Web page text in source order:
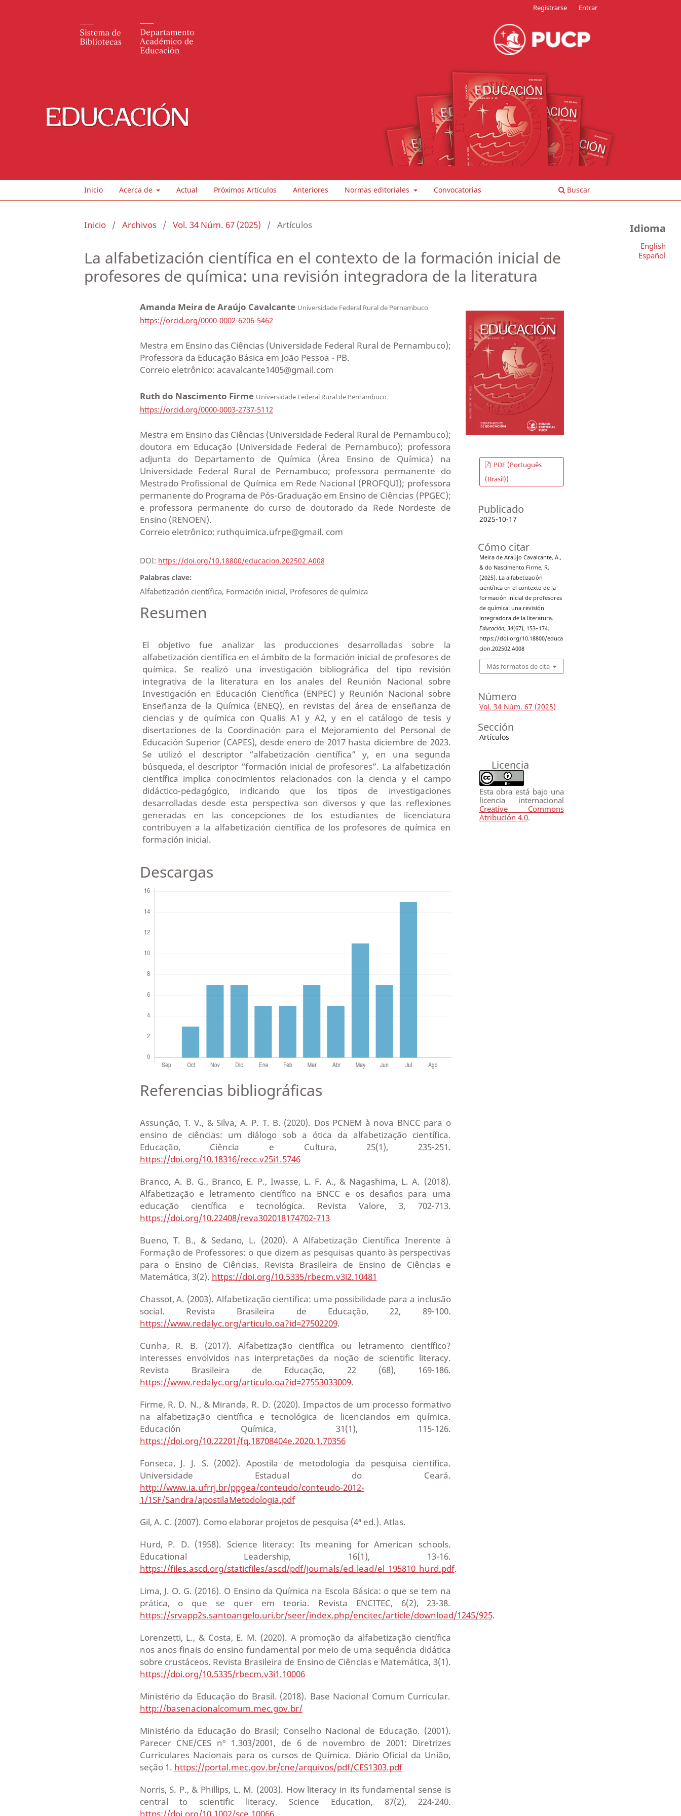
Inicio Acerca de Actual Próximos Artículos Anteriores Normas editoriales Convocatorias Buscar
Registrarse Entrar
Inicio / Archivos / Vol. 34 Núm. 67 (2025) / Artículos
La alfabetización científica en el contexto de la formación inicial de
profesores de química: una revisión integradora de la literatura
Amanda Meira de Araújo Cavalcante Universidade Federal Rural de Pernambuco
https://orcid.org/0000-0002-6206-5462
Mestra em Ensino das Ciências (Universidade Federal Rural de Pernambuco);
Professora da Educação Básica em João Pessoa - PB.
Correio eletrônico: acavalcante1405@gmail.com
Ruth do Nascimento Firme Universidade Federal Rural de Pernambuco
https://orcid.org/0000-0003-2737-5112
Mestra em Ensino das Ciências (Universidade Federal Rural de Pernambuco);
doutora em Educação (Universidade Federal de Pernambuco); professora
adjunta do Departamento de Química (Área Ensino de Química) na
Universidade Federal Rural de Pernambuco; professora permanente do
Mestrado Profissional de Química em Rede Nacional (PROFQUI); professora
permanente do Programa de Pós-Graduação em Ensino de Ciências (PPGEC);
e professora permanente do curso de doutorado da Rede Nordeste de
Ensino (RENOEN).
Correio eletrônico: ruthquimica.ufrpe@gmail. com
DOI: https://doi.org/10.18800/educacion.202502.A008
Palabras clave:
Alfabetización científica, Formación inicial, Profesores de química
Resumen
El objetivo fue analizar las producciones desarrolladas sobre la
alfabetización científica en el ámbito de la formación inicial de profesores de
química. Se realizó una investigación bibliográfica del tipo revisión
integrativa de la literatura en los anales del Reunión Nacional sobre
Investigación en Educación Científica (ENPEC) y Reunión Nacional sobre
Enseñanza de la Química (ENEQ), en revistas del área de enseñanza de
ciencias y de química con Qualis A1 y A2, y en el catálogo de tesis y
disertaciones de la Coordinación para el Mejoramiento del Personal de
Educación Superior (CAPES), desde enero de 2017 hasta diciembre de 2023.
Se utilizó el descriptor “alfabetización científica” y, en una segunda
búsqueda, el descriptor “formación inicial de profesores”. La alfabetización
científica implica conocimientos relacionados con la ciencia y el campo
didáctico-pedagógico, indicando que los tipos de investigaciones
desarrolladas desde esta perspectiva son diversos y que las reflexiones
generadas en las concepciones de los estudiantes de licenciatura
contribuyen a la alfabetización científica de los profesores de química en
formación inicial.
Descargas
Referencias bibliográficas
Assunção, T. V., & Silva, A. P. T. B. (2020). Dos PCNEM à nova BNCC para o
ensino de ciências: um diálogo sob a ótica da alfabetização científica.
Educação, Ciência e Cultura, 25(1), 235-251.
https://doi.org/10.18316/recc.v25i1.5746
Branco, A. B. G., Branco, E. P., Iwasse, L. F. A., & Nagashima, L. A. (2018).
Alfabetização e letramento científico na BNCC e os desafios para uma
educação científica e tecnológica. Revista Valore, 3, 702-713.
https://doi.org/10.22408/reva302018174702-713
Bueno, T. B., & Sedano, L. (2020). A Alfabetização Científica Inerente à
Formação de Professores: o que dizem as pesquisas quanto às perspectivas
para o Ensino de Ciências. Revista Brasileira de Ensino de Ciências e
Matemática, 3(2). https://doi.org/10.5335/rbecm.v3i2.10481
Chassot, A. (2003). Alfabetização científica: uma possibilidade para a inclusão
social. Revista Brasileira de Educação, 22, 89-100.
https://www.redalyc.org/articulo.oa?id=27502209.
Cunha, R. B. (2017). Alfabetização científica ou letramento científico?
interesses envolvidos nas interpretações da noção de scientific literacy.
Revista Brasileira de Educação, 22 (68), 169-186.
https://www.redalyc.org/articulo.oa?id=27553033009.
Firme, R. D. N., & Miranda, R. D. (2020). Impactos de um processo formativo
na alfabetização científica e tecnológica de licenciandos em química.
Educación Química, 31(1), 115-126.
https://doi.org/10.22201/fq.18708404e.2020.1.70356
Fonseca, J. J. S. (2002). Apostila de metodologia da pesquisa científica.
Universidade Estadual do Ceará.
http://www.ia.ufrrj.br/ppgea/conteudo/conteudo-2012-
1/1SF/Sandra/apostilaMetodologia.pdf
Gil, A. C. (2007). Como elaborar projetos de pesquisa (4ª ed.). Atlas.
Hurd, P. D. (1958). Science literacy: Its meaning for American schools.
Educational Leadership, 16(1), 13-16.
https://files.ascd.org/staticfiles/ascd/pdf/journals/ed_lead/el_195810_hurd.pdf.
Lima, J. O. G. (2016). O Ensino da Química na Escola Básica: o que se tem na
prática, o que se quer em teoria. Revista ENCITEC, 6(2), 23-38.
https://srvapp2s.santoangelo.uri.br/seer/index.php/encitec/article/download/1245/925.
Lorenzetti, L., & Costa, E. M. (2020). A promoção da alfabetização científica
nos anos finais do ensino fundamental por meio de uma sequência didática
sobre crustáceos. Revista Brasileira de Ensino de Ciências e Matemática, 3(1).
https://doi.org/10.5335/rbecm.v3i1.10006
Ministério da Educação do Brasil. (2018). Base Nacional Comum Curricular.
http://basenacionalcomum.mec.gov.br/
Ministério da Educação do Brasil; Conselho Nacional de Educação. (2001).
Parecer CNE/CES nº 1.303/2001, de 6 de novembro de 2001: Diretrizes
Curriculares Nacionais para os cursos de Química. Diário Oficial da União,
seção 1. https://portal.mec.gov.br/cne/arquivos/pdf/CES1303.pdf
Norris, S. P., & Phillips, L. M. (2003). How literacy in its fundamental sense is
central to scientific literacy. Science Education, 87(2), 224-240.
PDF (Português
(Brasil))
Publicado
2025-10-17
Cómo citar
Meira de Araújo Cavalcante, A.,
& do Nascimento Firme, R.
(2025). La alfabetización
científica en el contexto de la
formación inicial de profesores
de química: una revisión
integradora de la literatura.
Educación, 34(67), 153–174.
https://doi.org/10.18800/educa
cion.202502.A008
Más formatos de cita
Número
Vol. 34 Núm. 67 (2025)
Sección
Artículos
Licencia
Esta obra está bajo una
licencia internacional
Creative Commons
Atribución 4.0.
Idioma
English
Español